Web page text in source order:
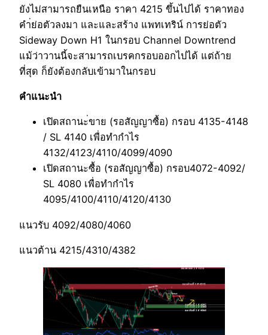
ยังไม่สามารถยืนเหนือ ราคา 4215 ขึ้นไปได้ ราคาทอง
คำ่ย่อตัวลงมา และและสร้าง แพทเทริน์ การย่อตัว
Sideway Down H1 ในกรอบ Channel Downtrend
แม้ว่าวานนี้จะสามารถเบรคกรอบออกไปได้ แต่ถ้าย
ที่สุด ก็ยังต้องกลับเข้ามาในกรอบ
คำแนะนำ
เปิดสถานะ่ขาย (รอสัญญาซื้อ) กรอบ 4135-4148
/ SL 4140 เพื่อทำกำไร
4132/4123/4110/4099/4090
เปิดสถานะซื้อ (รอสัญญาซื้อ) กรอบ4072-4092/
SL 4080 เพื่อทำกำไร
4095/4100/4110/4120/4130
แนวรับ 4092/4080/4060
แนวต้าน 4215/4310/4382